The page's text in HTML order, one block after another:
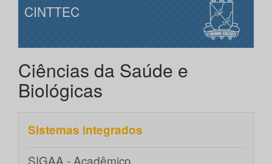
CINTTEC
Ciências da Saúde e
Biológicas
Sistemas integrados
SIGAA - Acadêmico